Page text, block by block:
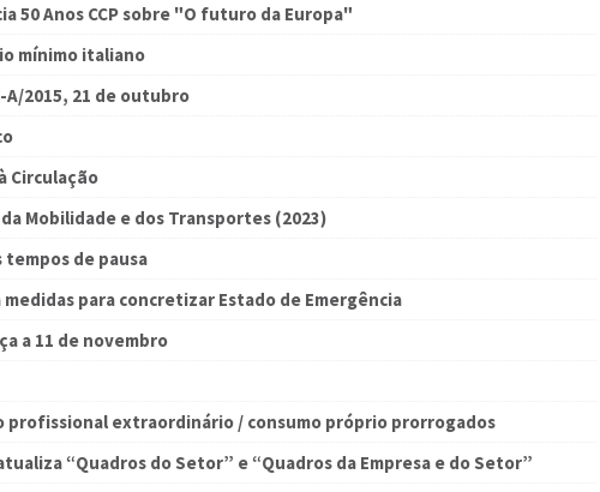
50 Anos CCP sobre "O futuro da Europa"
mínimo italiano
A/2015, 21 de outubro
Circulação
Mobilidade e dos Transportes (2023)
tempos de pausa
para concretizar Estado de Emergência
a 11 de novembro
profissional extraordinário / consumo próprio prorrogados
“Quadros do Setor” e “Quadros da Empresa e do Setor”